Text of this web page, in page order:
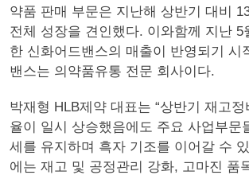
약품 판매 부문은 지난해 상반기 대비
전체 성장을 견인했다. 이와함께 지난 5
한 신화어드밴스의 매출이 반영되기 시
밴스는 의약품유통 전문 회사이다.
박재형 HLB제약 대표는 “상반기 재고
율이 일시 상승했음에도 주요 사업부문
세를 유지하며 흑자 기조를 이어갈 수 있
에는 재고 및 공정관리 강화, 고마진 품